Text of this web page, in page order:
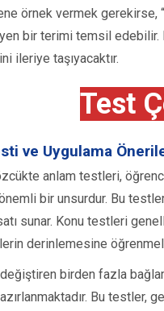
örnek vermek
bir terimi temsil
ileriye taşıyacaktır.
Test
ve Uygulama
anlam testleri,
bir unsurdur. Bu
sunar. Konu testleri
derinlemesine
birden fazla
Bu